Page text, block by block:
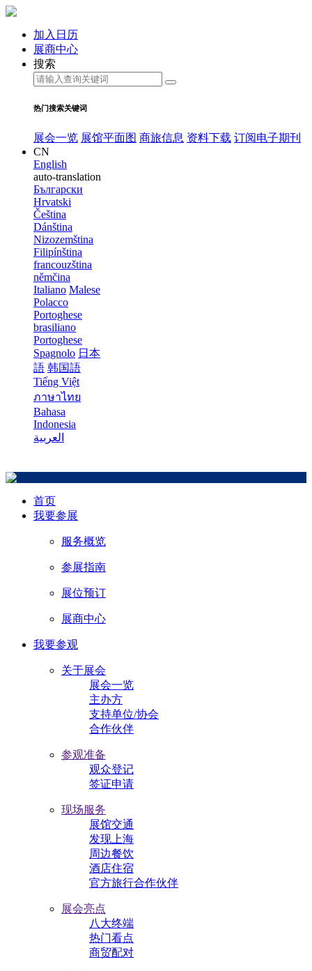
加入日历
展商中心
搜索
热门搜索关键词
展会一览 展馆平面图 商旅信息 资料下载 订阅电子期刊
CN
English
auto-translation
Български
Hrvatski
Čeština
Dánština
Nizozemština
Filipínština
francouzština
němčina
Italiano Malese
Polacco
Portoghese
brasiliano
Portoghese
Spagnolo 日本
語 韩国語
Tiếng Việt
ภาษาไทย
Bahasa
Indonesia
العربية
首页
我要参展
服务概览
参展指南
展位预订
展商中心
我要参观
关于展会
展会一览
主办方
支持单位/协会
合作伙伴
参观准备
观众登记
签证申请
现场服务
展馆交通
发现上海
周边餐饮
酒店住宿
官方旅行合作伙伴
展会亮点
八大终端
热门看点
商贸配对